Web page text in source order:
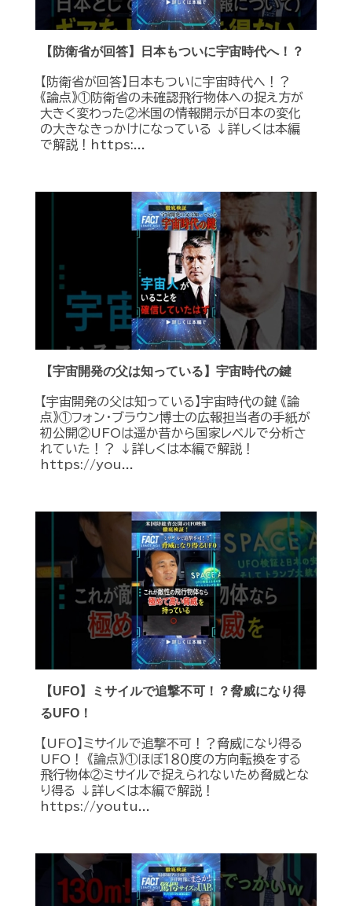
【防衛省が回答】日本もついに宇宙時代へ！？
【防衛省が回答】日本もついに宇宙時代へ！？
《論点》①防衛省の未確認飛行物体への捉え方が
大きく変わった②米国の情報開示が日本の変化
の大きなきっかけになっている ↓詳しくは本編
で解説！https:...
【宇宙開発の父は知っている】宇宙時代の鍵
【宇宙開発の父は知っている】宇宙時代の鍵 《論
点》①フォン・ブラウン博士の広報担当者の手紙が
初公開②UFOは遥か昔から国家レベルで分析さ
れていた！？ ↓詳しくは本編で解説！
https://you...
【UFO】ミサイルで追撃不可！？脅威になり得
るUFO！
【UFO】ミサイルで追撃不可！？脅威になり得る
UFO！ 《論点》①ほぼ１８０度の方向転換をする
飛行物体②ミサイルで捉えられないため脅威とな
り得る ↓詳しくは本編で解説！
https://youtu...